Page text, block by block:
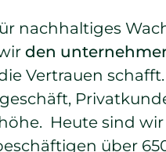
nachhaltiges
den
Vertrauen
Heute sind
über